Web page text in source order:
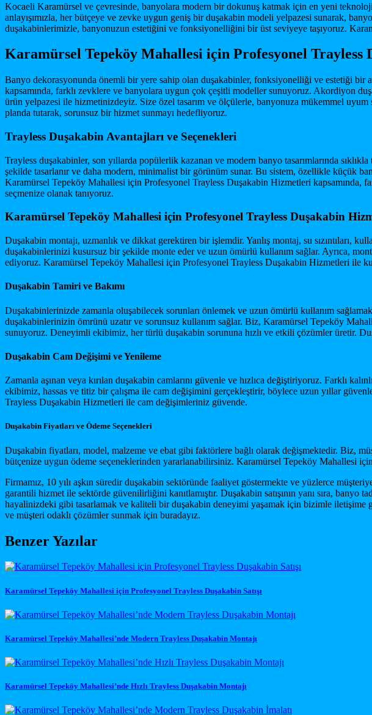
Kocaeli Karamürsel ve çevresinde, banyolara modern bir dokunuş katmak için en yeni
anlayışımızla, her bütçeye ve zevke uygun geniş bir duşakabin modeli yelpazesi sunarak,
duşakabinlerimizle, banyonuzun estetiğini ve fonksiyonelliğini bir üst seviyeye taşıyoruz.
Karamürsel Tepeköy Mahallesi için Profesyonel
Banyo dekorasyonunda önemli bir yere sahip olan duşakabinler, fonksiyonelliği ve estetiği
kapsamında, farklı zevklere ve banyolara uygun çok çeşitli modeller sunuyoruz. Akordiyon
ürün yelpazesi ile hizmetinizdeyiz. Size özel tasarım ve ölçülerle, banyonuza mükemmel
planda tutarak, sorunsuz bir hizmet sunmayı hedefliyoruz.
Trayless Duşakabin Avantajları ve Seçenekleri
Trayless duşakabinler, son yıllarda popülerlik kazanan ve modern banyo tasarımlarında
şekilde tasarlanır ve daha modern, minimalist bir görünüm sunar. Bu sistem, özellikle küçük
Karamürsel Tepeköy Mahallesi için Profesyonel Trayless Duşakabin Hizmetleri kapsamında,
seçmenize olanak tanıyoruz.
Karamürsel Tepeköy Mahallesi için Profesyonel Trayless Duşakabin
Duşakabin montajı, uzmanlık ve dikkat gerektiren bir işlemdir. Yanlış montaj, su sızıntıları,
duşakabinlerinizi kusursuz bir şekilde monte eder ve uzun ömürlü kullanım sağlar. Ayrıca,
ediyoruz. Karamürsel Tepeköy Mahallesi için Profesyonel Trayless Duşakabin Hizmetleri ile
Duşakabin Tamiri ve Bakımı
Duşakabinlerinizde zamanla oluşabilecek sorunları önlemek ve uzun ömürlü kullanım
duşakabinlerinizin ömrünü uzatır ve sorunsuz kullanım sağlar. Biz, Karamürsel Tepeköy
sunuyoruz. Deneyimli ekibimiz, her türlü duşakabin sorununa hızlı ve etkili çözümler üretir.
Duşakabin Cam Değişimi ve Yenileme
Zamanla aşınan veya kırılan duşakabin camlarını güvenle ve hızlıca değiştiriyoruz. Farklı
ekibimiz, hassas ve titiz bir çalışma ile cam değişimini gerçekleştirir, böylece uzun yıllar
Trayless Duşakabin Hizmetleri ile cam değişimleriniz güvende.
Duşakabin Fiyatları ve Ödeme Seçenekleri
Duşakabin fiyatları, model, malzeme ve ebat gibi faktörlere bağlı olarak değişmektedir. Biz,
bütçenize uygun ödeme seçeneklerinden yararlanabilirsiniz. Karamürsel Tepeköy Mahallesi
Firmamız, 10 yılı aşkın süredir duşakabin sektöründe faaliyet göstermekte ve yüzlerce
garantili hizmet ile sektörde güvenilirliğini kanıtlamıştır. Duşakabin satışının yanı sıra,
hayalinizdeki gibi tasarlamak ve kaliteli bir duşakabin deneyimi yaşamak için bizimle
ve müşteri odaklı çözümler sunmak için buradayız.
Benzer Yazılar
Karamürsel Tepeköy Mahallesi için Profesyonel Trayless Duşakabin Satışı
Karamürsel Tepeköy Mahallesi’nde Modern Trayless Duşakabin Montajı
Karamürsel Tepeköy Mahallesi’nde Hızlı Trayless Duşakabin Montajı